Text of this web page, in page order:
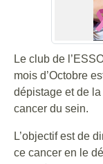
Le club de
mois d’Octobre
dépistage et de
cancer du sein.
L’objectif est de
ce cancer en le